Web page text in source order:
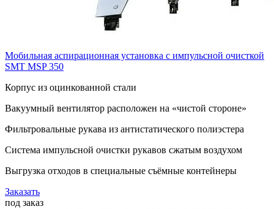
Мобильная аспирационная установка с импульсной очисткой
SMT MSP 350
Корпус из оцинкованной стали
Вакуумный вентилятор расположен на «чистой стороне»
Фильтровальные рукава из антистатического полиэстера
Система импульсной очистки рукавов сжатым воздухом
Выгрузка отходов в специальные съёмные контейнеры
Заказать
под заказ